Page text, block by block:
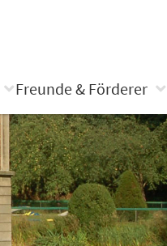
Freunde & Förderer